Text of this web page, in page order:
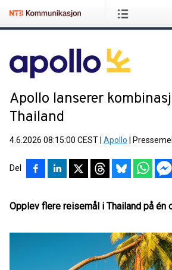
Apollo lanserer
Thailand
4.6.2026 08:15:00 CEST Apollo
Del
Opplev flere reisemål i Thailand på én